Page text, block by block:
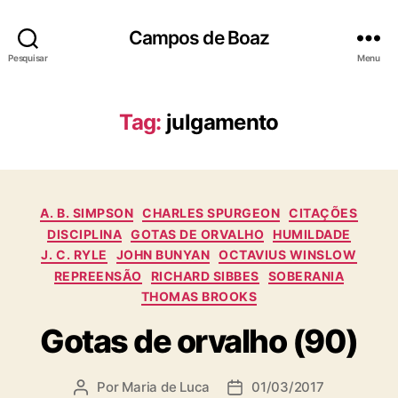
Pesquisar
Campos de Boaz
Menu
Tag: julgamento
C
a
t
e
g
o
s
A. B. SIMPSON CHARLES SPURGEON
CITAÇÕES
DISCIPLINA GOTAS DE ORVALHO
HUMILDADE
J. C. RYLE
JOHN BUNYAN
OCTAVIUS WINSLOW
REPREENSÃO
RICHARD SIBBES
SOBERANIA
THOMAS BROOKS
Gotas de orvalho (90)
A Por Maria de Luca
D 01/03/2017